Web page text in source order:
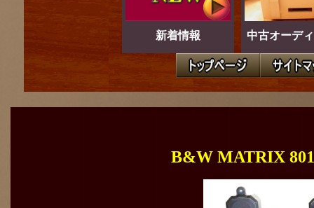
新着情報 中古オーデ
B&W MATRIX